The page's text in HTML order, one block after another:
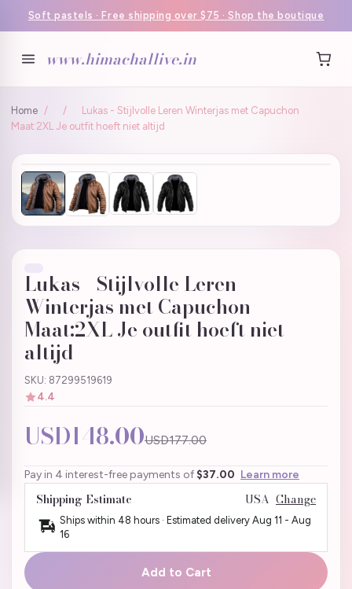
Soft pastels · Free shipping over $75 · Shop the boutique
www.himachallive.in
Home / /
Lukas - Stijlvolle Leren Winterjas met Capuchon
Maat:2XL Je outfit hoeft niet altijd
Lukas - Stijlvolle Leren
Winterjas met Capuchon
Maat:2XL Je outfit hoeft niet
altijd
SKU: 87299519619
4.4
USD148.00USD177.00
Pay in 4 interest-free payments of $37.00 Learn more
Shipping Estimate USA Change
Ships within 48 hours · Estimated delivery Aug 11 - Aug
16
Add to Cart